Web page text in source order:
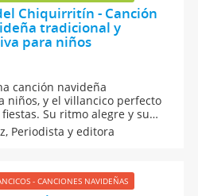
Chiquirritín - Canción
tradicional y
para niños
canción navideña
niños, y el villancico perfecto
Su ritmo alegre y su
más pequeños de casa se
Ideal para festivales
Periodista y editora
- CANCIONES NAVIDEÑAS